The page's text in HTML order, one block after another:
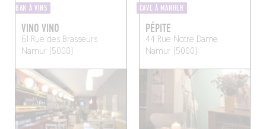
BAR À VINS
VINO VINO
61 Rue des Brasseurs
Namur (5000)
CAVE À MANGER
PÉPITE
44 Rue Notre Dame
Namur (5000)